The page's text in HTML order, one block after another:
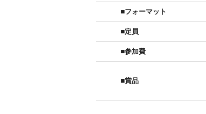
■フォーマット
■定員
■参加費
■賞品